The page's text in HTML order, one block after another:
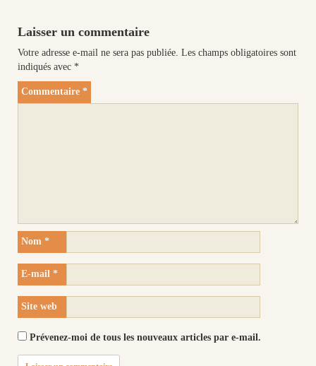
Laisser un commentaire
Votre adresse e-mail ne sera pas publiée. Les champs obligatoires sont
indiqués avec *
Commentaire *
Nom *
E-mail *
Site web
Prévenez-moi de tous les nouveaux articles par e-mail.